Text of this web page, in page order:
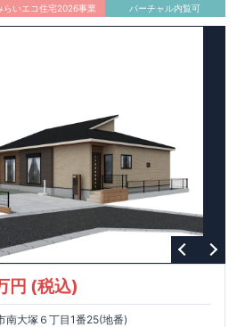
来る勝手口付きキッチン！ ​・２ヶ所に
らいエコ住宅2026事業 バーチャル内覧可
円 (税込)
南大塚６丁目1番25(地番)